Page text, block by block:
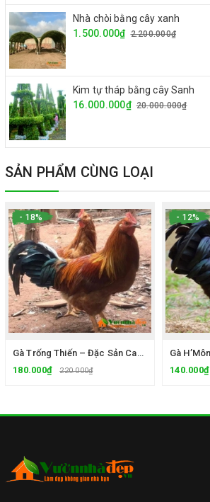
Nhà chòi bằng cây xanh
1.500.000₫ 2.200.000₫
Kim tự tháp bằng cây Sanh
16.000.000₫ 20.000.000₫
SẢN PHẨM CÙNG LOẠI
- 18%
Gà Trống Thiến – Đặc Sản Cao Cấp Cho Bữa Ăn Sang Trọng
180.000₫
220.000₫
- 12%
140.000₫